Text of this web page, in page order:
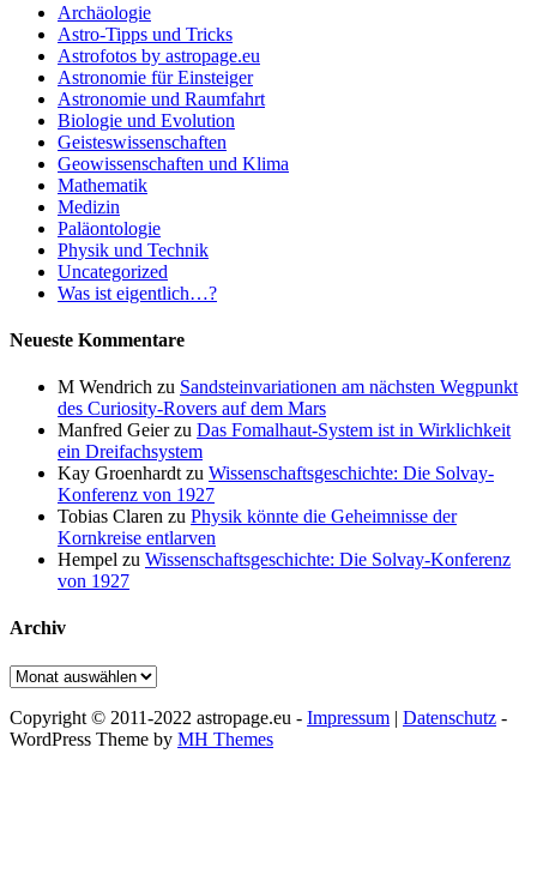
Archäologie
Astro-Tipps und Tricks
Astrofotos by astropage.eu
Astronomie für Einsteiger
Astronomie und Raumfahrt
Biologie und Evolution
Geisteswissenschaften
Geowissenschaften und Klima
Mathematik
Medizin
Paläontologie
Physik und Technik
Uncategorized
Was ist eigentlich…?
Neueste Kommentare
M Wendrich zu Sandsteinvariationen am nächsten Wegpunkt
des Curiosity-Rovers auf dem Mars
Manfred Geierzu Das Fomalhaut-System ist in Wirklichkeit
ein Dreifachsystem
Kay Groenhardt zu Wissenschaftsgeschichte: Die Solvay-
Konferenz von 1927
Tobias Claren zu Physik könnte die Geheimnisse der
Kornkreise entlarven
Hempel zu Wissenschaftsgeschichte: Die Solvay-Konferenz
von 1927
Archiv
Archiv
Copyright © 2011-2022 astropage.eu - Impressum | Datenschutz -
WordPress Theme by MH Themes